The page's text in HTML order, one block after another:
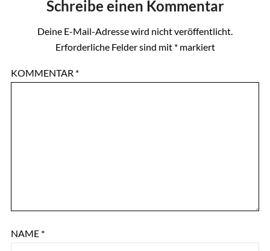
Schreibe einen Kommentar
Deine E-Mail-Adresse wird nicht veröffentlicht.
Erforderliche Felder sind mit *markiert
KOMMENTAR *
NAME *